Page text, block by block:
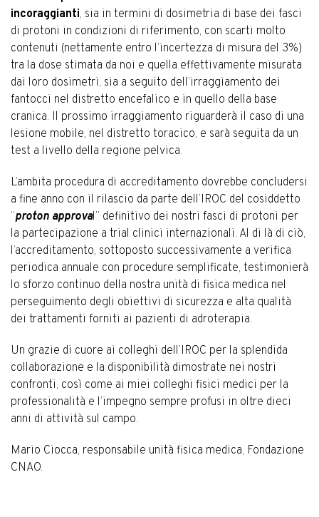
incoraggianti, sia in termini di dosimetria di base dei fasci
di protoni in condizioni di riferimento, con scarti molto
contenuti (nettamente entro l’incertezza di misura del 3%)
tra la dose stimata da noi e quella effettivamente misurata
dai loro dosimetri, sia a seguito dell’irraggiamento dei
fantocci nel distretto encefalico e in quello della base
cranica. Il prossimo irraggiamento riguarderà il caso di una
lesione mobile, nel distretto toracico, e sarà seguita da un
test a livello della regione pelvica.
L’ambita procedura di accreditamento dovrebbe concludersi
a fine anno con il rilascio da parte dell’IROC del cosiddetto
“proton approval” definitivo dei nostri fasci di protoni per
la partecipazione a trial clinici internazionali. Al di là di ciò,
l’accreditamento, sottoposto successivamente a verifica
periodica annuale con procedure semplificate, testimonierà
lo sforzo continuo della nostra unità di fisica medica nel
perseguimento degli obiettivi di sicurezza e alta qualità
dei trattamenti forniti ai pazienti di adroterapia.
Un grazie di cuore ai colleghi dell’IROC per la splendida
collaborazione e la disponibilità dimostrate nei nostri
confronti, così come ai miei colleghi fisici medici per la
professionalità e l’impegno sempre profusi in oltre dieci
anni di attività sul campo.
Mario Ciocca, responsabile unità fisica medica, Fondazione
CNAO.